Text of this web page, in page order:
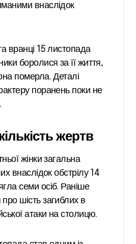
внаслідок
вранці 15 листопада
боролися за її життя,
померла. Деталі
поранень поки не
жертв
жінки загальна
внаслідок обстрілу 14
семи осіб. Раніше
шість загиблих в
атаки на столицю.